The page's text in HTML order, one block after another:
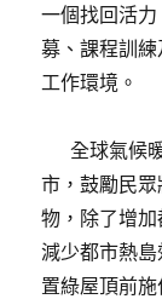
一個找回活
募、課程訓
工作環境。
全球氣候暖
市，鼓勵民
物，除了增
減少都市熱
置綠屋頂前